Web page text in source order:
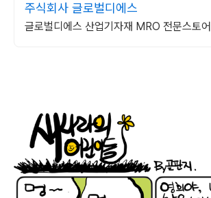
주식회사 글로벌디에스
글로벌디에스 산업기자재 MRO 전문스토어